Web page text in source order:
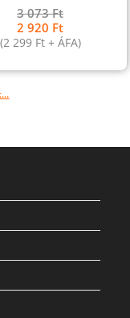
3 073Ft
2 920 Ft
(2 299 Ft+ ÁFA)